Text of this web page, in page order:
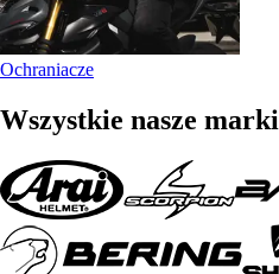
Ochraniacze
Wszystkie nasze marki